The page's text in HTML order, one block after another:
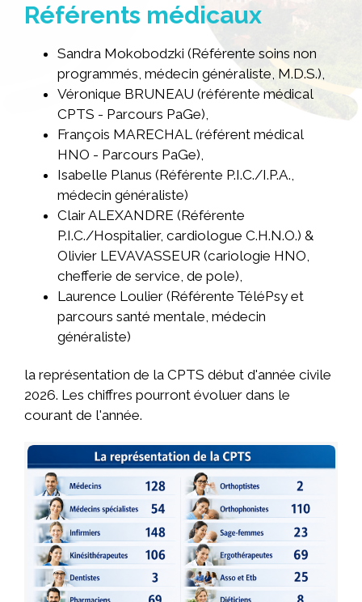
Référents médicaux
Sandra Mokobodzki (Référente soins non
programmés, médecin généraliste, M.D.S.),
Véronique BRUNEAU (référente médical
CPTS - Parcours PaGe),
François MARECHAL (référent médical
HNO - Parcours PaGe),
Isabelle Planus (Référente P.I.C./I.P.A.,
médecin généraliste)
Clair ALEXANDRE (Référente
P.I.C./Hospitalier, cardiologue C.H.N.O.) &
Olivier LEVAVASSEUR (cariologie HNO,
chefferie de service, de pole),
Laurence Loulier (Référente TéléPsy et
parcours santé mentale, médecin
généraliste)
la représentation de la CPTS début d'année civile
2026. Les chiffres pourront évoluer dans le
courant de l'année.